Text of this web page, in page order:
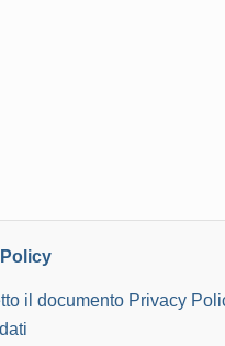
il documento Privacy